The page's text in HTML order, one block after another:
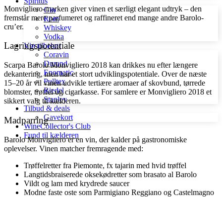
Gin
Rom
Whiskey
Vodka
Vin tilbehør
Coravin
Durand
Enomatic
Pulltex
Riedel
Stanley
Tilbud & deals
Gavekort
WineCollector's Club
Fund til kælderen
Monvigliero-marken giver vinen et særligt elegant udtryk – den
fremstår mere parfumeret og raffineret end mange andre Barolo-
cru’er.
Lagringspotentiale
Scarpa Barolo Monvigliero 2018 kan drikkes nu efter længere
dekantering, men har et stort udviklingspotentiale. Over de næste
15–20 år vil vinen udvikle tertiære aromaer af skovbund, tørrede
blomster, trøffel og cigarkasse. For samlere er Monvigliero 2018 et
sikkert valg til kælderen.
Madparring
Barolo Monvigliero er en vin, der kalder på gastronomiske
oplevelser. Vinen matcher fremragende med:
Trøffelretter fra Piemonte, fx tajarin med hvid trøffel
Langtidsbraiserede oksekødretter som brasato al Barolo
Vildt og lam med krydrede saucer
Modne faste oste som Parmigiano Reggiano og Castelmagno